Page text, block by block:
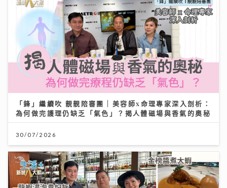
「鋒」繼續吹 靚靚陪審團 | 美容師x命理專家深入剖析：
為何做完護理仍缺乏「氣色」？揭人體磁場與香氣的奧秘
30/07/2026